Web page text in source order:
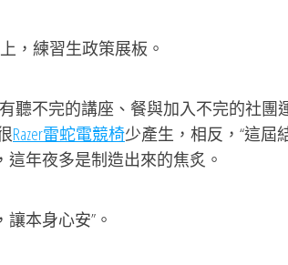
，練習生政策展板。
不完的講座、餐與加入不完的社團
Razer雷蛇電競椅少產生，相反，“這屆
年夜多是制造出來的焦炙。
本身心安”。